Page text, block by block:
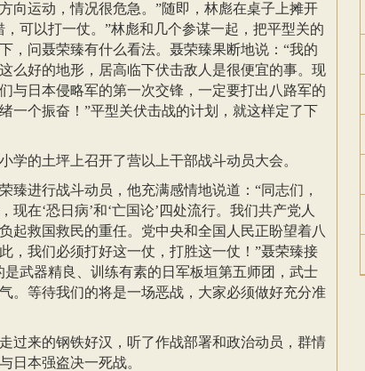
向运动，情况很危急。”随即，林彪在桌子上摊开
可以打一仗。”林彪和几个参谋一起，把平型关的
，问聂荣臻有什么看法。聂荣臻果断地说：“我的
么好的地形，居高临下伏击敌人是很便宜的事。现
与日本侵略军的第一次交锋，一定要打出八路军的
一个振奋！”平型关伏击战的计划，就这样定了下
学的土坪上召开了营以上干部战斗动员大会。
臻进行战斗动员，他充满感情地说道：“同志们，
现在‘恐日病’和‘亡国论’四处流行。我们共产党人
起救国救民的重任。党中央和全国人民正盼望着八
，我们必须打好这一仗，打胜这一仗！”聂荣臻接
武器精良、训练有素的日军板垣第五师团，武士
。等待我们的将是一场恶战，大家必须做好充分准
过来的钢铁好汉，听了作战部署和政治动员，群情
日本强盗决一死战。